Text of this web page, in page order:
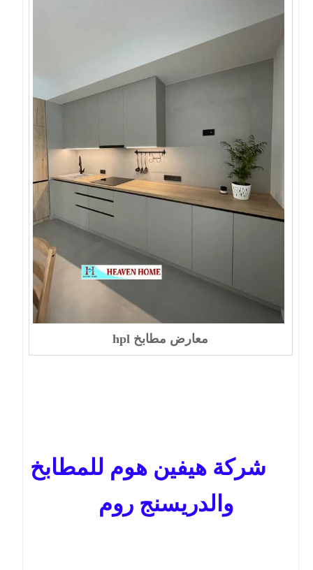
معارض مطابخ hpl
شركة هيفين هوم للمطابخ
والدريسنج روم